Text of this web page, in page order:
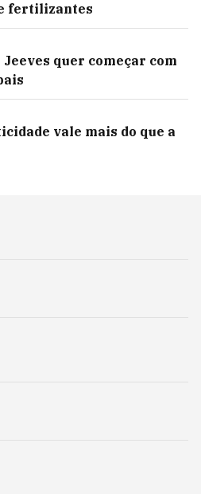
fertilizantes
quer começar com
vale mais do que a